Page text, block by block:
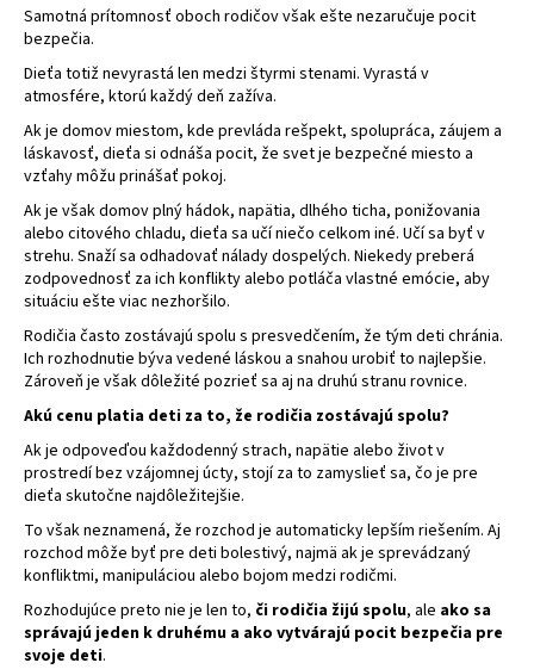
Samotná prítomnosť oboch rodičov však ešte nezaručuje pocit
bezpečia.
Dieťa totiž nevyrastá len medzi štyrmi stenami. Vyrastá v
atmosfére, ktorú každý deň zažíva.
Ak je domov miestom, kde prevláda rešpekt, spolupráca, záujem a
láskavosť, dieťa si odnáša pocit, že svet je bezpečné miesto a
vzťahy môžu prinášať pokoj.
Ak je však domov plný hádok, napätia, dlhého ticha, ponižovania
alebo citového chladu, dieťa sa učí niečo celkom iné. Učí sa byť v
strehu. Snaží sa odhadovať nálady dospelých. Niekedy preberá
zodpovednosť za ich konflikty alebo potláča vlastné emócie, aby
situáciu ešte viac nezhoršilo.
Rodičia často zostávajú spolu s presvedčením, že tým deti chránia.
Ich rozhodnutie býva vedené láskou a snahou urobiť to najlepšie.
Zároveň je však dôležité pozrieť sa aj na druhú stranu rovnice.
Akú cenu platia deti za to, že rodičia zostávajú spolu?
Ak je odpoveďou každodenný strach, napätie alebo život v
prostredí bez vzájomnej úcty, stojí za to zamyslieť sa, čo je pre
dieťa skutočne najdôležitejšie.
To však neznamená, že rozchod je automaticky lepším riešením. Aj
rozchod môže byť pre deti bolestivý, najmä ak je sprevádzaný
konfliktmi, manipuláciou alebo bojom medzi rodičmi.
Rozhodujúce preto nie je len to, či rodičia žijú spolu, ale ako sa
správajú jeden k druhému a ako vytvárajú pocit bezpečia pre
svoje deti.
á
j
s
ť
?
HĽADAŤ